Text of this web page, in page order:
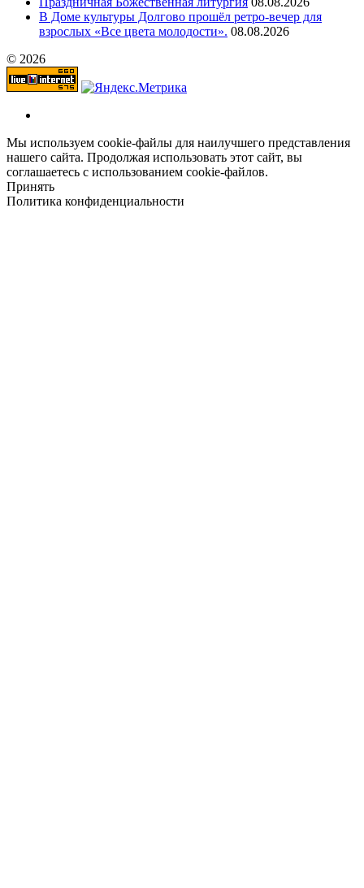
В Доме культуры Долгово прошёл ретро-вечер для
взрослых «Все цвета молодости». 08.08.2026
© 2026
Мы используем cookie-файлы для наилучшего представления
нашего сайта. Продолжая использовать этот сайт, вы
соглашаетесь с использованием cookie-файлов.
Принять
Политика конфиденциальности